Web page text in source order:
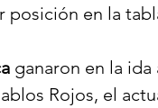
posición en la
ganaron en la ida
Rojos, el